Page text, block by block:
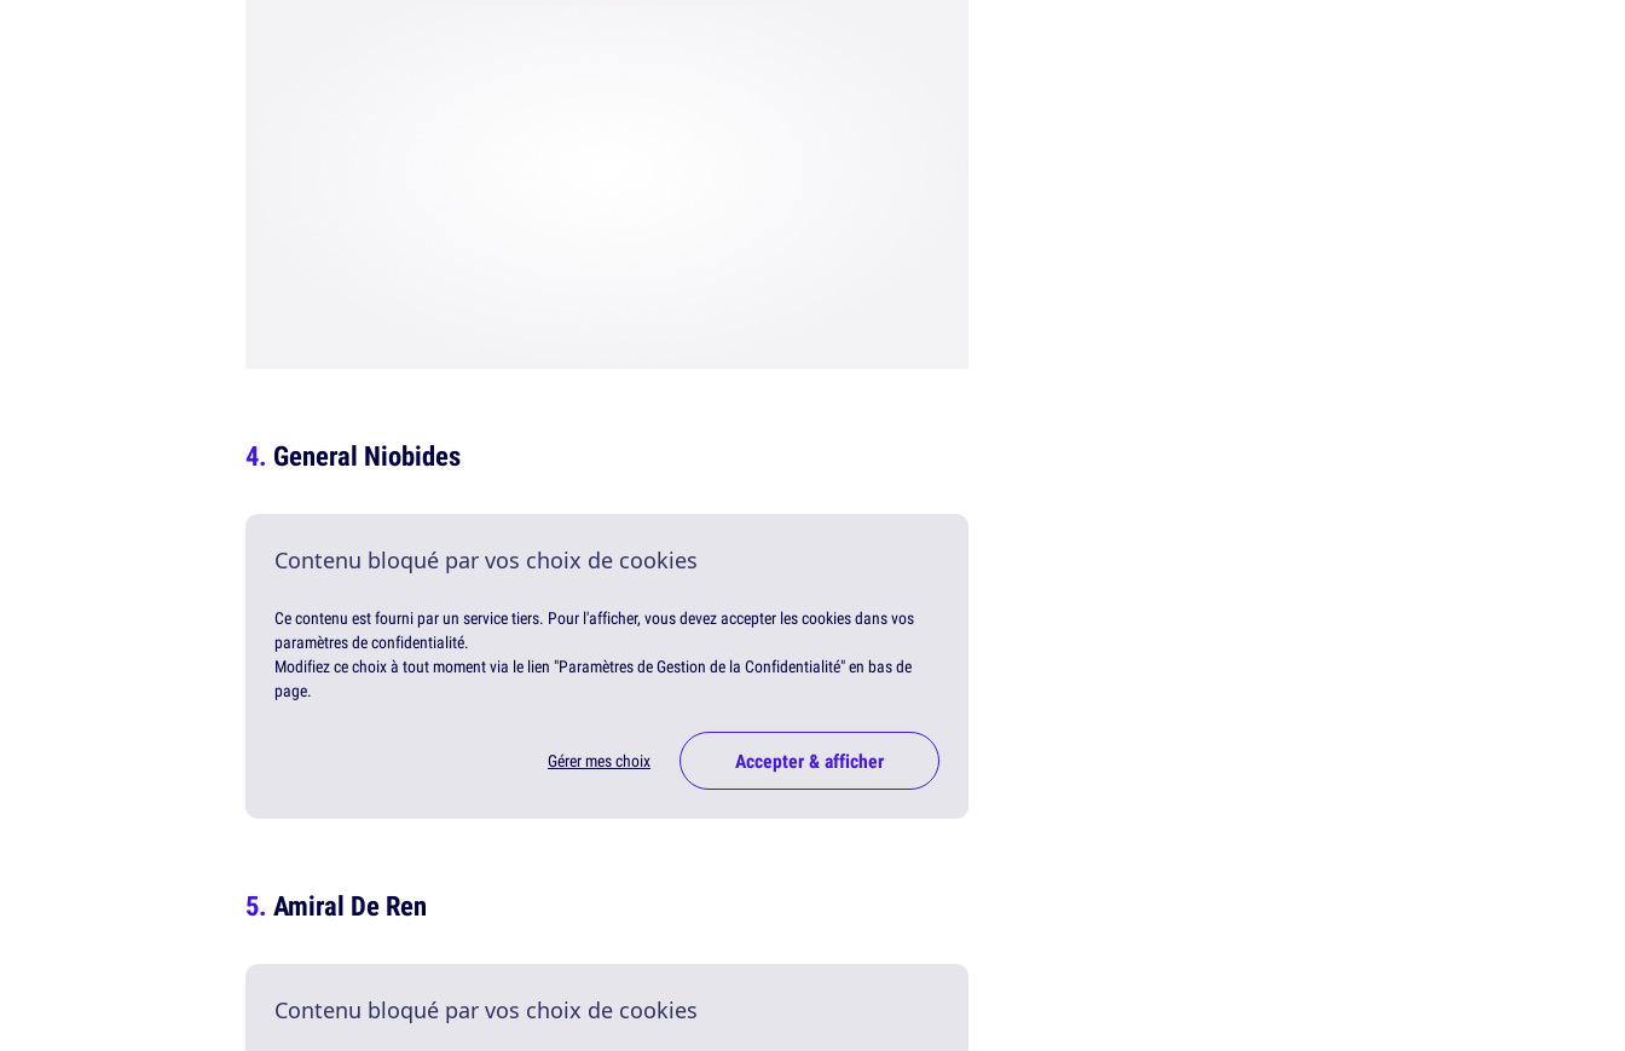
General Niobides
Contenu bloqué par vos choix de cookies
Ce contenu est fourni par un service tiers. Pour l'afficher, vous devez accepter les cookies dans vos
paramètres de confidentialité.
Modifiez ce choix à tout moment via le lien "Paramètres de Gestion de la Confidentialité" en bas de
page.
Gérer mes choix Accepter & afficher
Amiral De Ren
Contenu bloqué par vos choix de cookies